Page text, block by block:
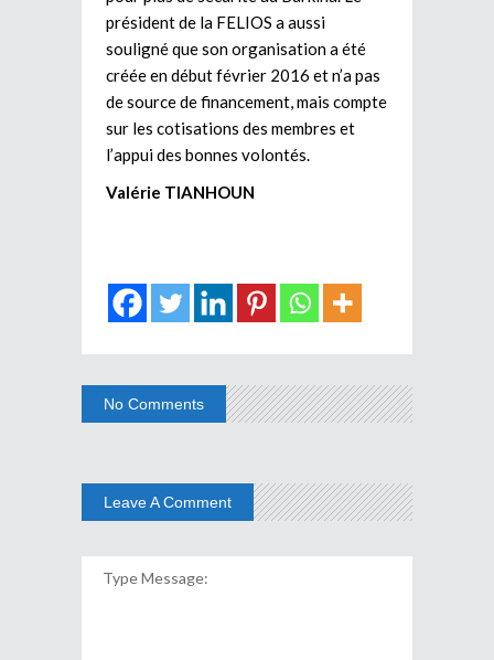
président de la FELIOS a aussi
souligné que son organisation a été
créée en début février 2016 et n’a pas
de source de financement, mais compte
sur les cotisations des membres et
l’appui des bonnes volontés.
Valérie TIANHOUN
No Comments
Leave A Comment